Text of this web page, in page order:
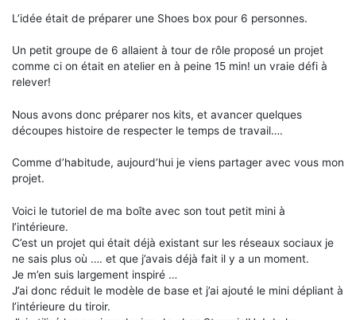
L’idée était de préparer une Shoes box pour 6 personnes.
Un petit groupe de 6 allaient à tour de rôle proposé un projet
comme ci on était en atelier en à peine 15 min! un vraie défi à
relever!
Nous avons donc préparer nos kits, et avancer quelques
découpes histoire de respecter le temps de travail….
Comme d’habitude, aujourd’hui je viens partager avec vous mon
projet.
Voici le tutoriel de ma boîte avec son tout petit mini à
l’intérieure.
C’est un projet qui était déjà existant sur les réseaux sociaux je
ne sais plus où …. et que j’avais déjà fait il y a un moment.
Je m’en suis largement inspiré …
J’ai donc réduit le modèle de base et j’ai ajouté le mini dépliant à
l’intérieure du tiroir.